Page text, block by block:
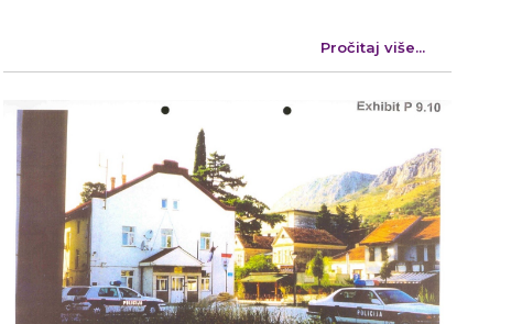
Pročitaj više...